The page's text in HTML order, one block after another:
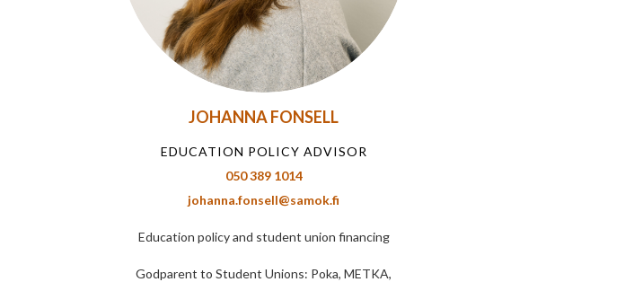
JOHANNA FONSELL
EDUCATION POLICY ADVISOR
050 389 1014
johanna.fonsell@samok.fi
Education policy and student union financing
Godparent to Student Unions: Poka, METKA,